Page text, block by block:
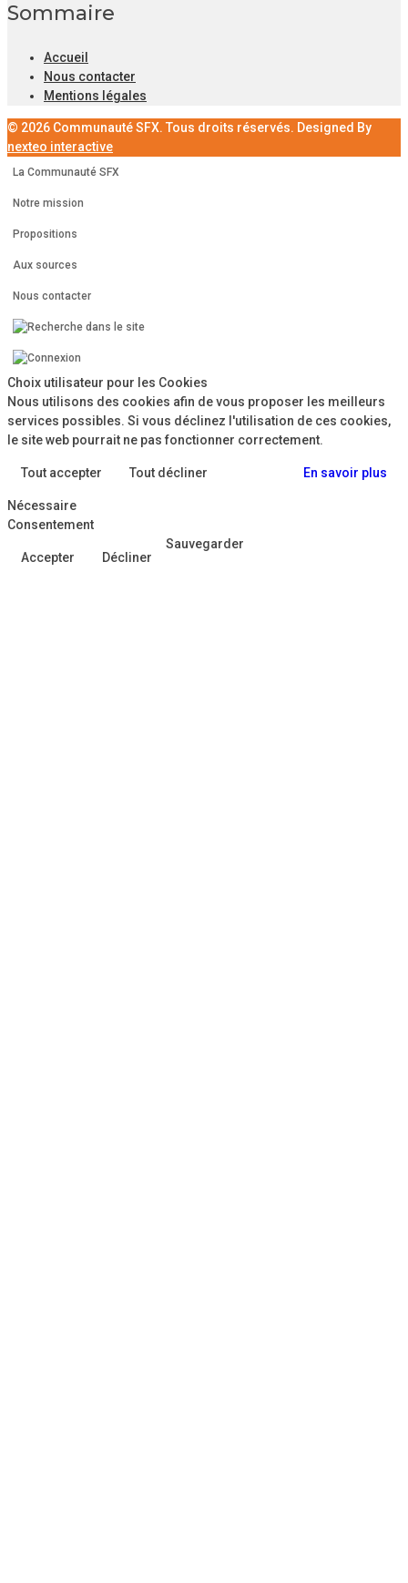
Sommaire
Accueil
Nous contacter
Mentions légales
© 2026 Communauté SFX. Tous droits réservés. Designed By
nexteo interactive
La Communauté SFX
Notre mission
Propositions
Aux sources
Nous contacter
Choix utilisateur pour les Cookies
Nous utilisons des cookies afin de vous proposer les meilleurs
services possibles. Si vous déclinez l'utilisation de ces cookies,
le site web pourrait ne pas fonctionner correctement.
Tout accepter Tout décliner En savoir plus
Nécessaire
Consentement
Accepter Décliner
Sauvegarder